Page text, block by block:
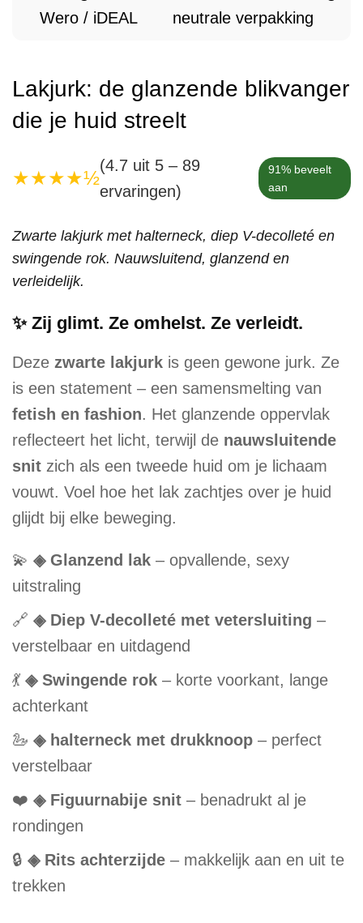
Wero / iDEAL
neutrale verpakking
Lakjurk: de glanzende blikvanger
die je huid streelt
★★★★½
(4.7 uit 5 – 89
ervaringen)
91% beveelt
aan
Zwarte lakjurk met halterneck, diep V-decolleté en
swingende rok. Nauwsluitend, glanzend en
verleidelijk.
✨ Zij glimt. Ze omhelst. Ze verleidt.
Deze zwarte lakjurk is geen gewone jurk. Ze
is een statement – een samensmelting van
fetish en fashion. Het glanzende oppervlak
reflecteert het licht, terwijl de nauwsluitende
snit zich als een tweede huid om je lichaam
vouwt. Voel hoe het lak zachtjes over je huid
glijdt bij elke beweging.
💫 ◈ Glanzend lak – opvallende, sexy
uitstraling
🔗 ◈ Diep V-decolleté met vetersluiting –
verstelbaar en uitdagend
💃 ◈ Swingende rok – korte voorkant, lange
achterkant
🦢 ◈ halterneck met drukknoop – perfect
verstelbaar
❤️ ◈ Figuurnabije snit – benadrukt al je
rondingen
🔒 ◈ Rits achterzijde – makkelijk aan en uit te
trekken